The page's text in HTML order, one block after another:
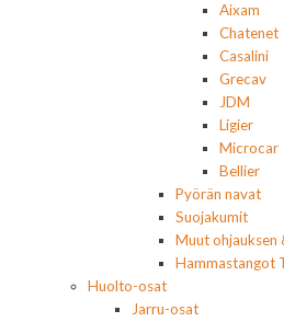
Aixam
Chatenet
Casalini
Grecav
JDM
Ligier
Microcar
Bellier
Pyörän navat
Suojakumit
Muut ohjauksen
Hammastangot
Huolto-osat
Jarru-osat